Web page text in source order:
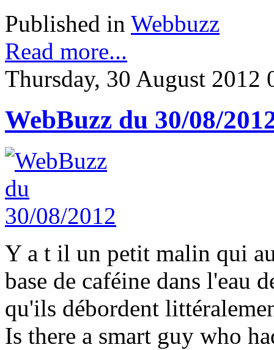
Published in Webbuzz
Read more...
Thursday, 30 August 2012
WebBuzz du 30/08/
Y a t il un petit malin qui
base de caféine dans l'eau
qu'ils débordent
Is there a smart guy who